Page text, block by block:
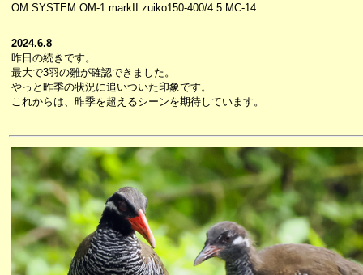
OM SYSTEM OM-1 markII zuiko150-400/4.5 MC-14
2024.6.8
昨日の続きです。
最大で3羽の雛が確認できました。
やっと昨季の状況に追いついた印象です。
これからは、昨季を超えるシーンを期待しています。